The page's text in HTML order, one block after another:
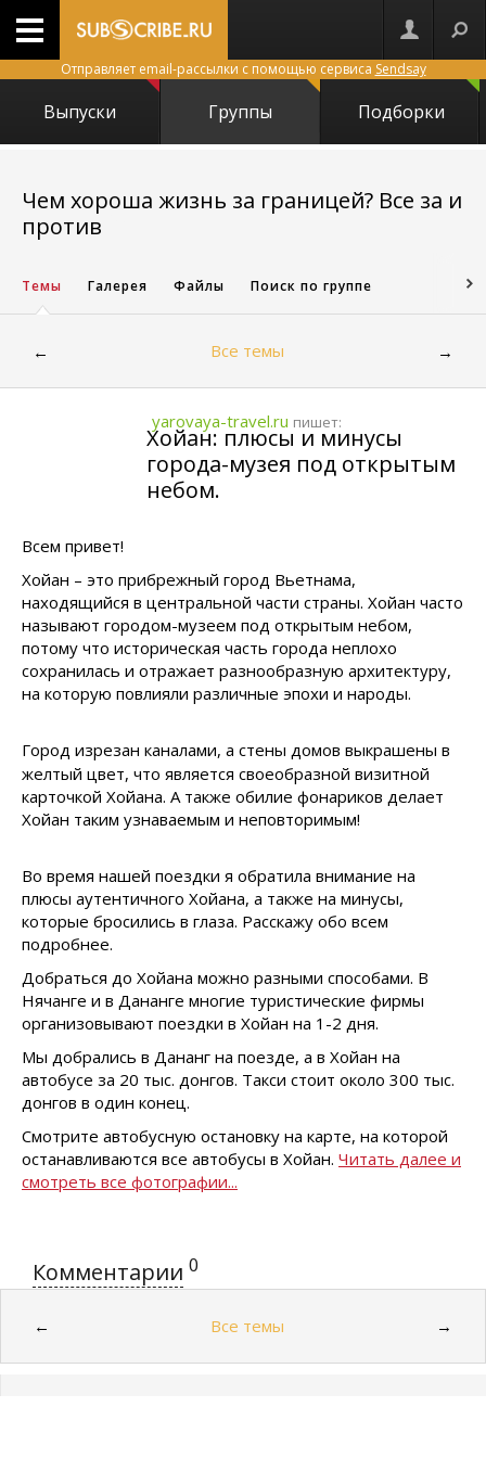
Отправляет email-рассылки с помощью сервиса Sendsay
Выпуски Группы Подборки
Чем хороша жизнь за границей? Все за и
против
Темы Галерея Файлы Поиск по группе
← Все темы →
yarovaya-travel.ru пишет:
Хойан: плюсы и минусы
города-музея под открытым
небом.
Всем привет!
Хойан – это прибрежный город Вьетнама,
находящийся в центральной части страны. Хойан часто
называют городом-музеем под открытым небом,
потому что историческая часть города неплохо
сохранилась и отражает разнообразную архитектуру,
на которую повлияли различные эпохи и народы.
Город изрезан каналами, а стены домов выкрашены в
желтый цвет, что является своеобразной визитной
карточкой Хойана. А также обилие фонариков делает
Хойан таким узнаваемым и неповторимым!
Во время нашей поездки я обратила внимание на
плюсы аутентичного Хойана, а также на минусы,
которые бросились в глаза. Расскажу обо всем
подробнее.
Добраться до Хойана можно разными способами. В
Нячанге и в Дананге многие туристические фирмы
организовывают поездки в Хойан на 1-2 дня.
Мы добрались в Дананг на поезде, а в Хойан на
автобусе за 20 тыс. донгов. Такси стоит около 300 тыс.
донгов в один конец.
Смотрите автобусную остановку на карте, на которой
останавливаются все автобусы в Хойан. Читать далее и
смотреть все фотографии...
Комментарии 0
← Все темы →